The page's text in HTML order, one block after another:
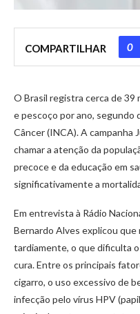
COMPARTILHAR 0
O Brasil registra cerca de 39
e pescoço por ano,
Câncer (INCA). A campanha
chamar a atenção da
precoce e da educação em
significativamente a
Em entrevista à Rádio
Bernardo Alves explicou
tardiamente, o que dificulta
cura. Entre os principais
cigarro, o uso excessivo de
infecção pelo vírus HPV